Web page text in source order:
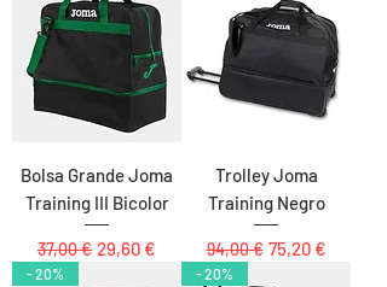
Bolsa Grande Joma
Training III Bicolor
Precio
37,00 € Precio de oferta
29,60 €
Trolley Joma
Training Negro
Precio
94,00 € Precio de oferta
75,20 €
- 20% - 20%